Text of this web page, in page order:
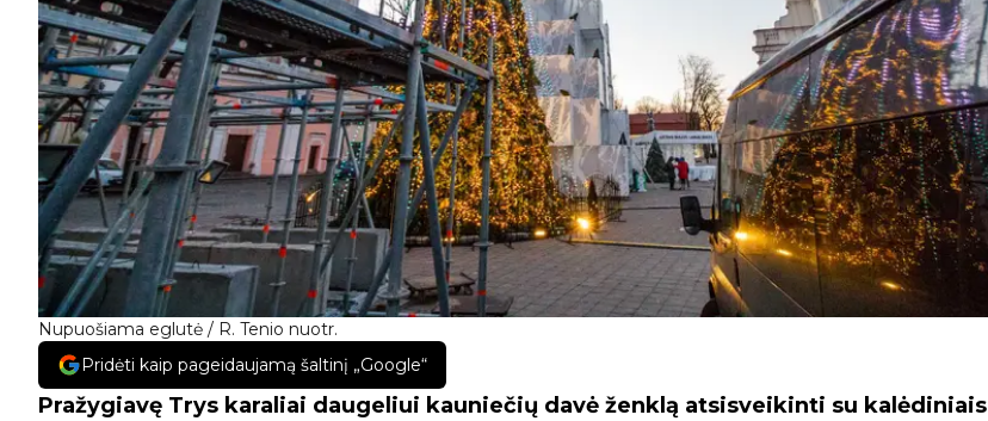
Nupuošiama eglutė / R. Tenio nuotr.
Pridėti kaip pageidaujamą šaltinį „Google“
Pražygiavę Trys karaliai daugeliui kauniečių davė ženklą atsisveikinti su kalėdiniais